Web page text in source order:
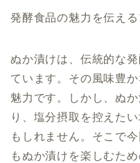
発酵食品の魅力を伝える
ぬか漬けは、伝統的な
ています。その風味豊
魅力です。しかし、ぬ
り、塩分摂取を控えた
もしれません。そこで
もぬか漬けを楽しむた